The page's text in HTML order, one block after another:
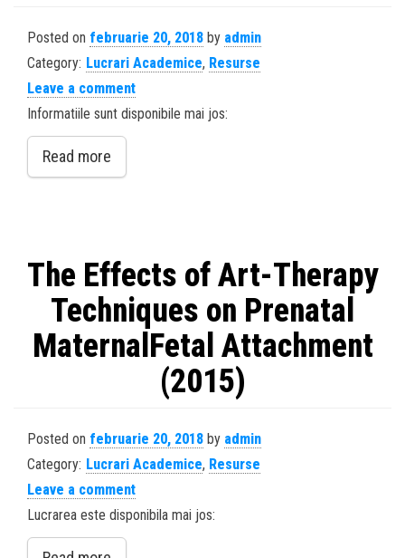
Posted on februarie 20, 2018 by admin
Category: Lucrari Academice, Resurse
Leave a comment
Informatiile sunt disponibile mai jos:
Read more
The Effects of Art-Therapy
Techniques on Prenatal
MaternalFetal Attachment
(2015)
Posted on februarie 20, 2018 by admin
Category: Lucrari Academice, Resurse
Leave a comment
Lucrarea este disponibila mai jos: